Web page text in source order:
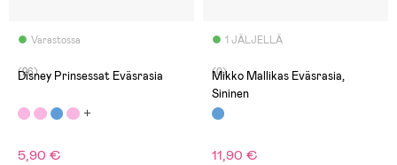
Varastossa
(26)
Disney Prinsessat Eväsrasia
5,90 €
1 JÄLJELLÄ
(0)
Mikko Mallikas Eväsrasia,
Sininen
11,90 €